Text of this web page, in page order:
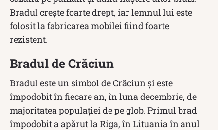
Bradul crește foarte drept, iar lemnul lui este
folosit la fabricarea mobilei fiind foarte
rezistent.
Bradul de Crăciun
Bradul este un simbol de Crăciun și este
împodobit în fiecare an, în luna decembrie, de
majoritatea populației de pe glob. Primul brad
împodobit a apărut la Riga, în Lituania în anul